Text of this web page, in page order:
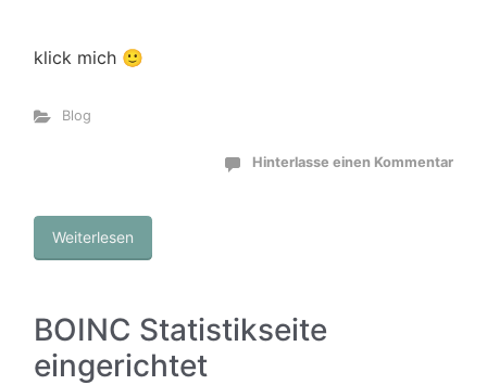
klick mich 🙂
Blog
Hinterlasse einen Kommentar
Weiterlesen
BOINC Statistikseite
eingerichtet